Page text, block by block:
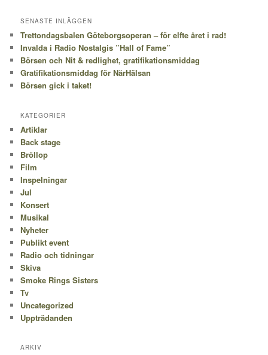
SENASTE INLÄGGEN
Trettondagsbalen Göteborgsoperan – för elfte året i rad!
Invalda i Radio Nostalgis ”Hall of Fame”
Börsen och Nit & redlighet, gratifikationsmiddag
Gratifikationsmiddag för NärHälsan
Börsen gick i taket!
KATEGORIER
Artiklar
Back stage
Bröllop
Film
Inspelningar
Jul
Konsert
Musikal
Nyheter
Publikt event
Radio och tidningar
Skiva
Smoke Rings Sisters
Tv
Uncategorized
Uppträdanden
ARKIV